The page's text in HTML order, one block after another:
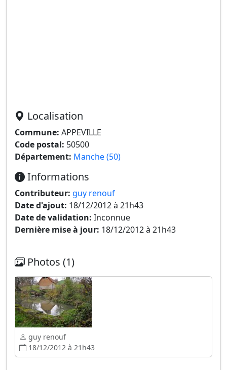
Localisation
Commune: APPEVILLE
Code postal: 50500
Département: Manche (50)
Informations
Contributeur: guy renouf
Date d'ajout: 18/12/2012 à 21h43
Date de validation: Inconnue
Dernière mise à jour: 18/12/2012 à 21h43
Photos (1)
guy renouf
18/12/2012 à 21h43